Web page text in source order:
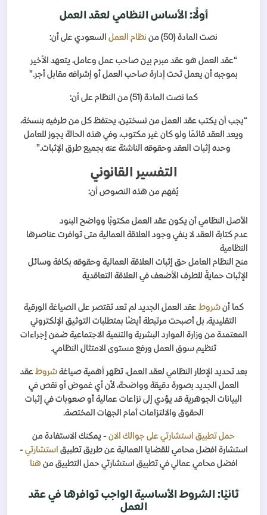
أولًا: الأساس النظامي لعقد العمل
نصت المادة (50) من نظام العمل السعودي على أن:
“عقد العمل هو عقد مبرم بين صاحب عمل وعامل، يتعهد الأخير
بموجبه أن يعمل تحت إدارة صاحب العمل أو إشرافه مقابل أجر.”
كما نصت المادة (51) من النظام على أن:
“يجب أن يكتب عقد العمل من نسختين، يحتفظ كل من طرفيه بنسخة،
ويعد العقد قائمًا ولو كان غير مكتوب، وفي هذه الحالة يجوز للعامل
وحده إثبات العقد وحقوقه الناشئة عنه بجميع طرق الإثبات.”
التفسير القانوني
يُفهم من هذه النصوص أن:
الأصل النظامي أن يكون عقد العمل مكتوبًا وواضح البنود
عدم كتابة العقد لا ينفي وجود العلاقة العمالية متى توافرت عناصرها
النظامية
منح النظام العامل حق إثبات العلاقة العمالية وحقوقه بكافة وسائل
الإثبات حمايةً للطرف الأضعف في العلاقة التعاقدية
كما أنشروطعقد العمل الجديد لم تعد تقتصر على الصياغة الورقية
التقليدية، بل أصبحت مرتبطة أيضًا بمتطلبات التوثيق الإلكتروني
المعتمدة من وزارة الموارد البشرية والتنمية الاجتماعية ضمن إجراءات
تنظيم سوق العمل ورفع مستوى الامتثال النظامي.
بعد تحديد الإطار النظامي لعقد العمل، تظهر أهمية صياغةشروطعقد
العمل الجديد بصورة دقيقة وواضحة، لأن أي غموض أو نقص في
البيانات الجوهرية قد يؤدي إلى نزاعات عمالية أو صعوبات في إثبات
الحقوق والالتزامات أمام الجهات المختصة.
حمل تطبيق استشارتي على جوالك الان - يمكنك الاستفادة من
استشارة افضل محامي للقضايا العمالية عن طريق تطبيق استشارتي-
افضل محامي عمالي في تطبيق استشارتي حمل التطبيق من هنا
ثانيًا: الشروط الأساسية الواجب توافرها في عقد
العمل